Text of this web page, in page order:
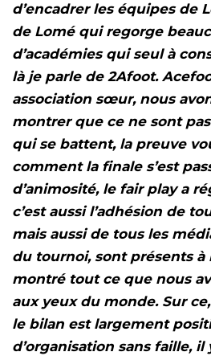
d’encadrer les équipes de
de Lomé qui regorge
d’académies qui seul à
là je parle de 2Afoot.
association sœur, nous
montrer que ce ne sont
qui se battent, la preuve
comment la finale s’est
d’animosité, le fair play a
c’est aussi l’adhésion de
mais aussi de tous les
du tournoi, sont présents à
montré tout ce que nous
aux yeux du monde. Sur
le bilan est largement
d’organisation sans faille, il